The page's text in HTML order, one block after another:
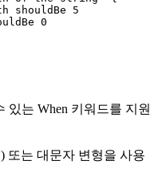
shouldBe 5
0
있는 When 키워드를 지원
또는 대문자 변형을 사용